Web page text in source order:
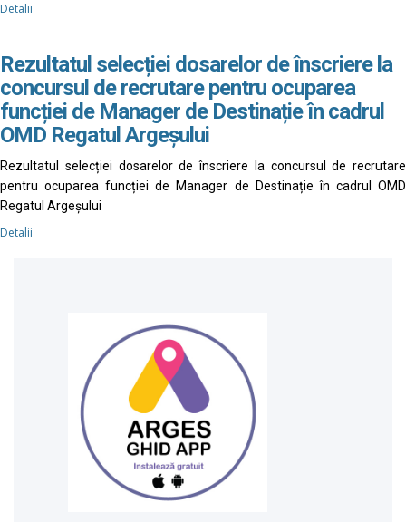
Detalii
Rezultatul selecției dosarelor de înscriere la
concursul de recrutare pentru ocuparea
funcției de Manager de Destinație în cadrul
OMD Regatul Argeșului
Rezultatul selecției dosarelor de înscriere la concursul de recrutare
pentru ocuparea funcției de Manager de Destinație în cadrul OMD
Regatul Argeșului
Detalii